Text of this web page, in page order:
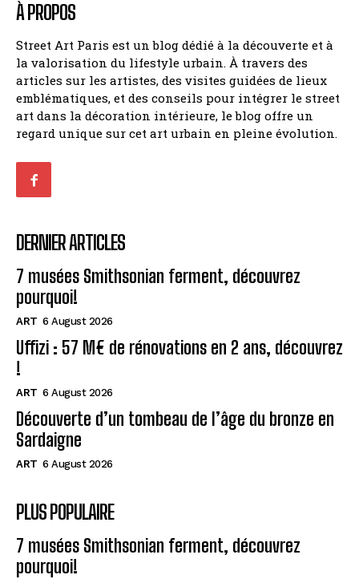
À PROPOS
Street Art Paris est un blog dédié à la découverte et à
la valorisation du lifestyle urbain. À travers des
articles sur les artistes, des visites guidées de lieux
emblématiques, et des conseils pour intégrer le street
art dans la décoration intérieure, le blog offre un
regard unique sur cet art urbain en pleine évolution.
DERNIER ARTICLES
7 musées Smithsonian ferment, découvrez
pourquoi!
ART 6 August 2026
Uffizi : 57 M€ de rénovations en 2 ans, découvrez
!
ART 6 August 2026
Découverte d’un tombeau de l’âge du bronze en
Sardaigne
ART 6 August 2026
PLUS POPULAIRE
7 musées Smithsonian ferment, découvrez
pourquoi!